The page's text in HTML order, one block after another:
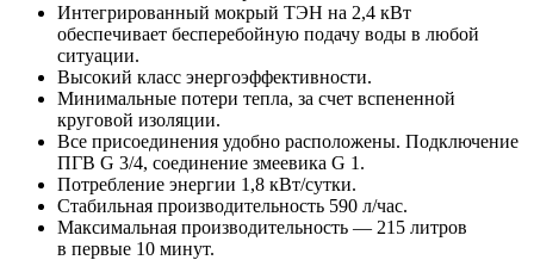
Интегрированный мокрый ТЭН на 2,4 кВт
обеспечивает бесперебойную подачу воды в любой
ситуации.
Высокий класс энергоэффективности.
Минимальные потери тепла, за счет вспененной
круговой изоляции.
Все присоединения удобно расположены. Подключение
ПГВ G 3/4, соединение змеевика G 1.
Потребление энергии 1,8 кВт/сутки.
Стабильная производительность 590 л/час.
Максимальная производительность — 215 литров
в первые 10 минут.